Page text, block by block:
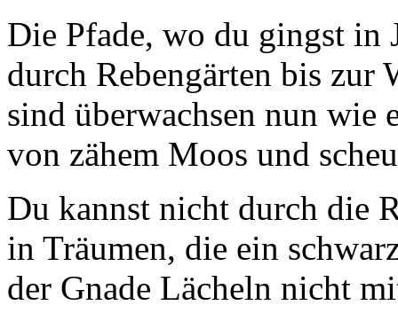
Die Pfade, wo du gingst in
durch Rebengärten bis zur
sind überwachsen nun wie
von zähem Moos und
Du kannst nicht durch die
in Träumen, die ein
der Gnade Lächeln nicht